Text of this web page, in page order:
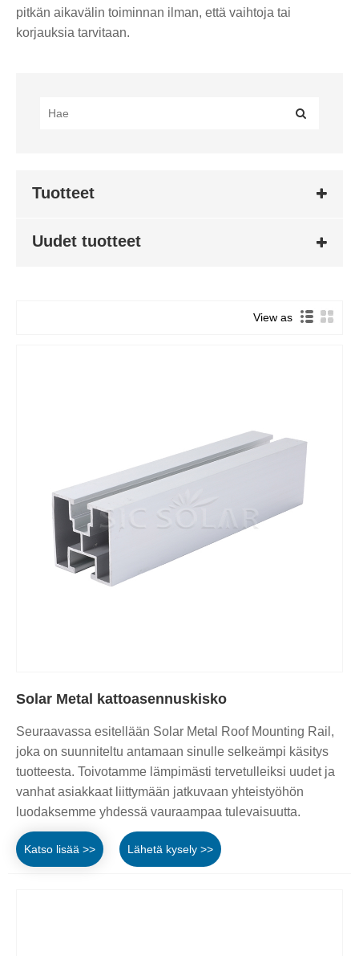
pitkän aikavälin toiminnan ilman, että vaihtoja tai
korjauksia tarvitaan.
Tuotteet
Uudet tuotteet
View as
Solar Metal kattoasennuskisko
Seuraavassa esitellään Solar Metal Roof Mounting Rail,
joka on suunniteltu antamaan sinulle selkeämpi käsitys
tuotteesta. Toivotamme lämpimästi tervetulleiksi uudet ja
vanhat asiakkaat liittymään jatkuvaan yhteistyöhön
luodaksemme yhdessä vauraampaa tulevaisuutta.
Katso lisää >> Lähetä kysely >>